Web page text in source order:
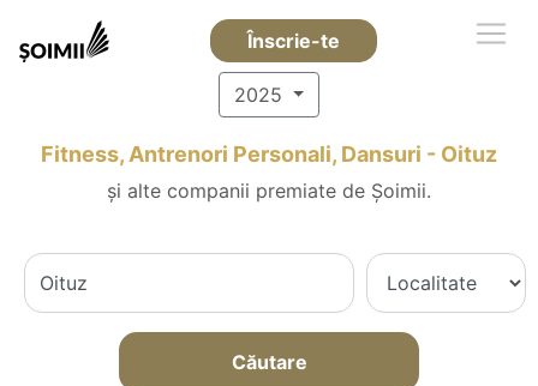
Înscrie-te
2025
Fitness, Antrenori Personali, Dansuri - Oituz
și alte companii premiate de Șoimii.
Căutare